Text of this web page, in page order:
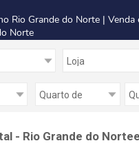
Rio Grande do Norte |
Norte
- Rio Grande do